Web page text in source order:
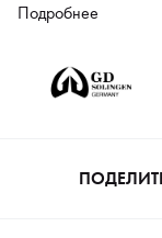
процессе сжатия.
помощью винта.
шарнирного
закругленную
Инструмент
Подробнее